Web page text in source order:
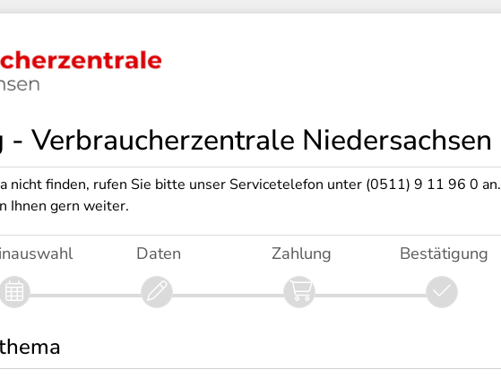
Verbraucherzentrale Niedersachsen
nicht finden, rufen Sie bitte unser Servicetelefon unter (0511) 9 11 96 0 an.
Ihnen gern weiter.
Daten Zahlung Bestätigung